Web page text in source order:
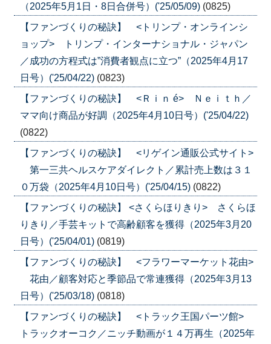
（2025年5月1日・8日合併号）('25/05/09) (0825)
【ファンづくりの秘訣】 <トリンプ・オンラインシ
ョップ> トリンプ・インターナショナル・ジャパン
／成功の方程式は”消費者観点に立つ”（2025年4月17
日号）('25/04/22) (0823)
【ファンづくりの秘訣】 <Ｒｉｎ é> Ｎｅｉｔｈ／
ママ向け商品が好調（2025年4月10日号）('25/04/22)
(0822)
【ファンづくりの秘訣】 <リゲイン通販公式サイト>
第一三共ヘルスケアダイレクト／累計売上数は３１
０万袋（2025年4月10日号）('25/04/15) (0822)
【ファンづくりの秘訣】 <さくらほりきり> さくらほ
りきり／手芸キットで高齢顧客を獲得（2025年3月20
日号）('25/04/01) (0819)
【ファンづくりの秘訣】 <フラワーマーケット花由>
花由／顧客対応と季節品で常連獲得（2025年3月13
日号）('25/03/18) (0818)
【ファンづくりの秘訣】 <トラック王国パーツ館>
トラックオーコク／ニッチ動画が１４万再生（2025年